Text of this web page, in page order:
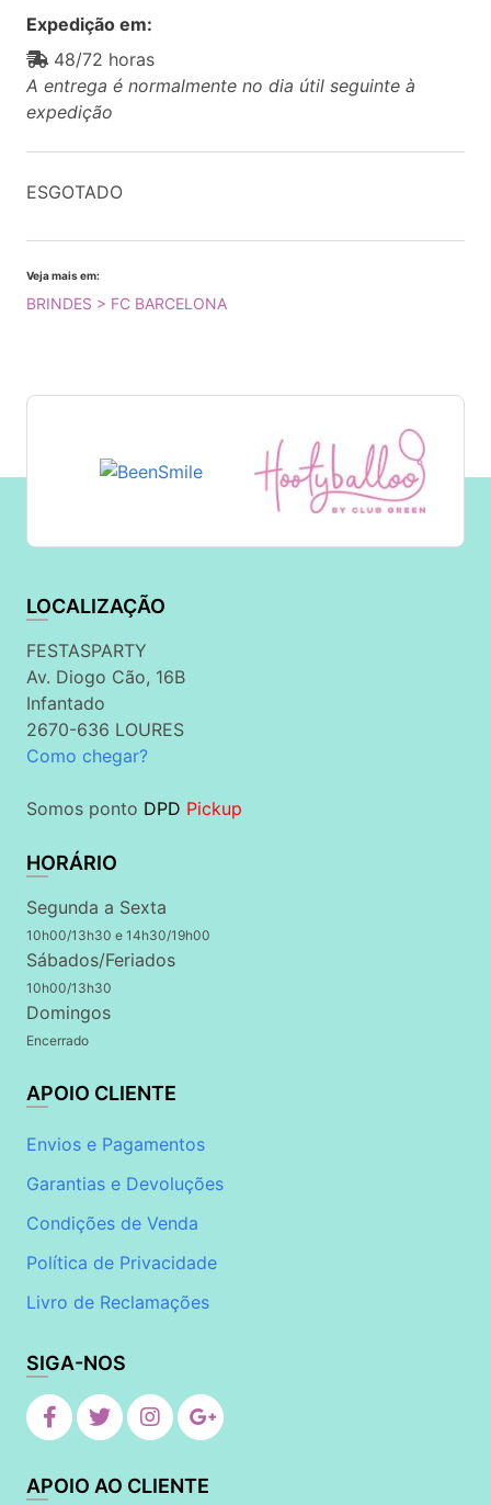
Expedição em:
48/72 horas
A entrega é normalmente no dia útil seguinte à
expedição
ESGOTADO
Veja mais em:
BRINDES > FC BARCELONA
LOCALIZAÇÃO
FESTASPARTY
Av. Diogo Cão, 16B
Infantado
2670-636 LOURES
Como chegar?
Somos ponto DPD Pickup
HORÁRIO
Segunda a Sexta
10h00/13h30 e 14h30/19h00
Sábados/Feriados
10h00/13h30
Domingos
Encerrado
APOIO CLIENTE
Envios e Pagamentos
Garantias e Devoluções
Condições de Venda
Política de Privacidade
Livro de Reclamações
SIGA-NOS
APOIO AO CLIENTE